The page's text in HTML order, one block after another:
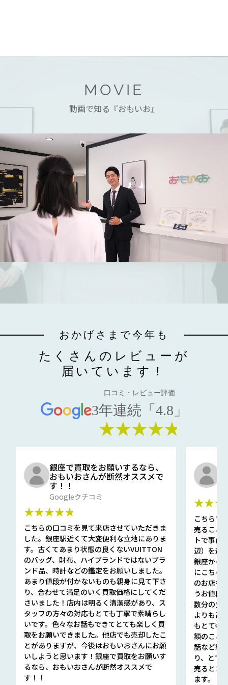
MOVIE
動画で知る『おもいお』
おかげさまで今年も
たくさんのレビューが
届いています！
口コミ・レビュー評価
3年連続「4.8」
★★★★★
銀座で買取をお願いするなら、
おもいおさんが断然オススメで
す！！
Googleクチコミ
★★★★★
こちらの口コミを見て来店させていただきま
した。銀座駅近くて大変便利な立地にありま
す。古くてあまり状態の良くないVUITTON
のバッグ、財布、ハイブランドではないブラ
ンド品、時計などの鑑定をお願いしました。
あまり値段が付かないものも親身に見て下さ
り、合わせて満足のいく買取価格にしてくだ
さいました！店内は明るく清潔感があり、ス
タッフの方々の対応もとても丁寧で素晴らし
いです。色々なお話もできてとても楽しく買
取をお願いできました。他店でも売却したこ
とがありますが、今後はおもいおさんにお願
いしようと思います！銀座で買取をお願いす
るなら、おもいおさんが断然オススメで
す！！
こちらで
売ること
トで事前
辺）を選
銀座から
にこちら
のお店も
うお値段
数分の査
よりも高
もとても
額のこと
話など細
り、とて
売るとき
ます。